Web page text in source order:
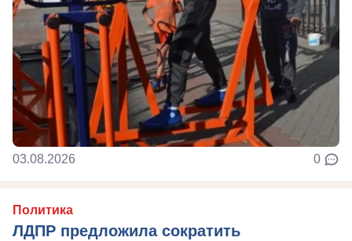
03.08.2026 0
Политика
ЛДПР предложила сократить